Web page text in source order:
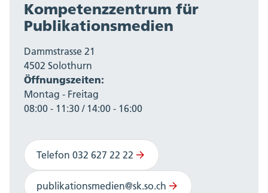
Kompetenzzentrum für
Publikationsmedien
Dammstrasse 21
4502 Solothurn
Öffnungszeiten:
Montag - Freitag
08:00 - 11:30 / 14:00 - 16:00
Telefon 032 627 22 22
publikationsmedien@sk.so.ch